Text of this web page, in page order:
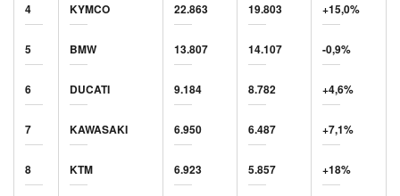
4 KYMCO 22.863 19.803 +15,0%
5 BMW 13.807 14.107 -0,9%
6 DUCATI 9.184 8.782 +4,6%
7 KAWASAKI 6.950 6.487 +7,1%
8 KTM 6.923 5.857 +18%